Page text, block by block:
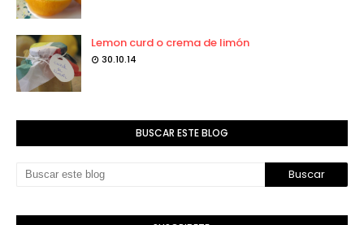
Lemon curd o crema de limón
30.10.14
BUSCAR ESTE BLOG